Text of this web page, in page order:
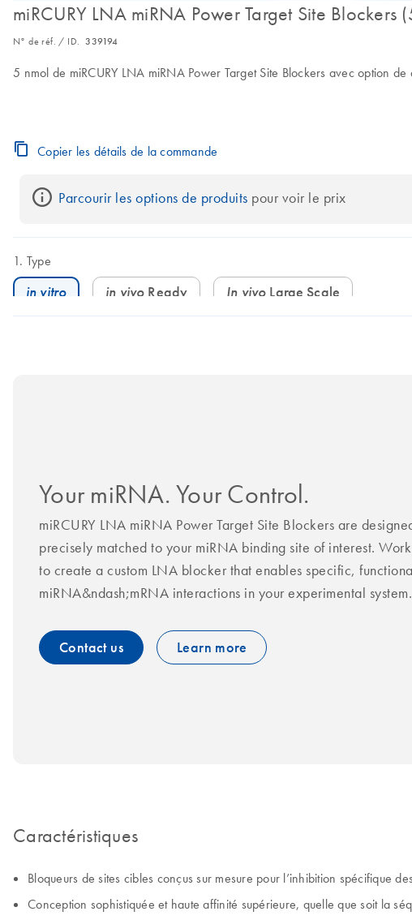
miRCURY LNA miRNA Power Target Site Blockers
N° de réf. / ID.339194
5 nmol de miRCURY LNA miRNA Power Target Site Blockers avec option
Copier les détails de la commande
Parcourir les options de produits pour voir le prix
Type
in vitro in vivo Ready In vivo Large Scale
Your miRNA. Your Control.
miRCURY LNA miRNA Power Target Site Blockers are
precisely matched to your miRNA binding site of interest.
to create a custom LNA blocker that enables specific,
miRNA&ndash;mRNA interactions in your experimental system.
Contact us Learn more
Caractéristiques
Bloqueurs de sites cibles conçus sur mesure pour l’inhibition spécifique
Conception sophistiquée et haute affinité supérieure, quelle que soit la